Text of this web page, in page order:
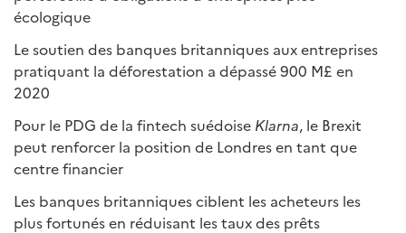
écologique
Le soutien des banques britanniques aux entreprises
pratiquant la déforestation a dépassé 900 M£ en
2020
Pour le PDG de la fintech suédoise Klarna, le Brexit
peut renforcer la position de Londres en tant que
centre financier
Les banques britanniques ciblent les acheteurs les
plus fortunés en réduisant les taux des prêts